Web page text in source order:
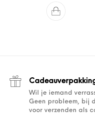
Wil je iemand
Geen probleem, bij
voor verzenden als